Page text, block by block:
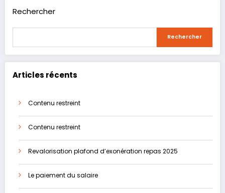
Rechercher
Rechercher
Articles récents
Contenu restreint
Contenu restreint
Revalorisation plafond d’exonération repas 2025
Le paiement du salaire